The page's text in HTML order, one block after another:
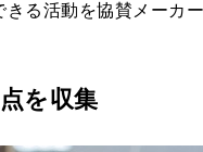
る活動を協賛メーカ
を収集